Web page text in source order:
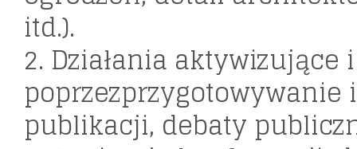
itd.).
2. Działania
publikacji, debaty